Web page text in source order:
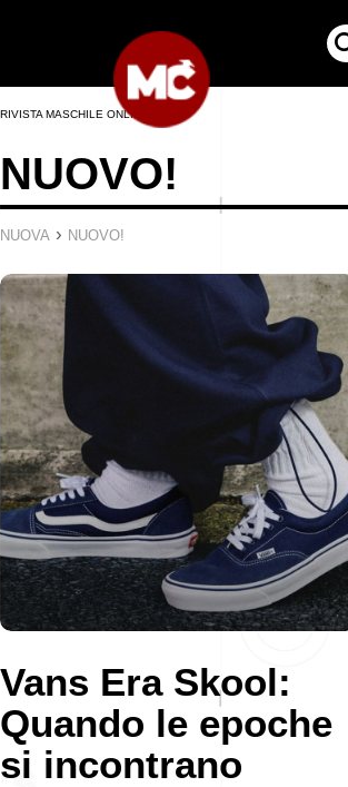
RIVISTA MASCHILE ONLINE
NUOVO!
NUOVA › NUOVO!
Vans Era Skool:
Quando le epoche
si incontrano